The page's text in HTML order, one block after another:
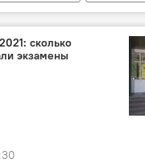
Майами
Флорида
сколько
экзамены